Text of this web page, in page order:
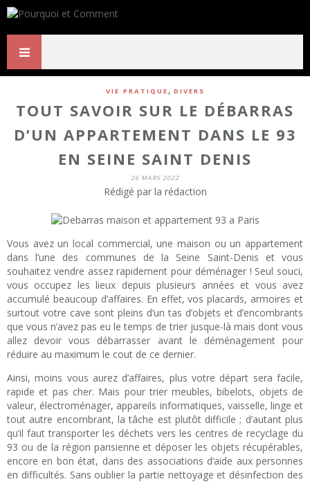
VIE PRATIQUE , DIVERS
TOUT SAVOIR SUR LE DÉBARRAS
D’UN APPARTEMENT DANS LE 93
EN SEINE SAINT DENIS
26 MARS 2022
Rédigé par la rédaction
Vous avez un local commercial, une maison ou un appartement
dans l’une des communes de la Seine Saint-Denis et vous
souhaitez vendre assez rapidement pour déménager ! Seul souci,
vous occupez les lieux depuis plusieurs années et vous avez
accumulé beaucoup d’affaires. En effet, vos placards, armoires et
surtout votre cave sont pleins d’un tas d’objets et d’encombrants
que vous n’avez pas eu le temps de trier jusque-là mais dont vous
allez devoir vous débarrasser avant le déménagement pour
réduire au maximum le cout de ce dernier.
Ainsi, moins vous aurez d’affaires, plus votre départ sera facile,
rapide et pas cher. Mais pour trier meubles, bibelots, objets de
valeur, électroménager, appareils informatiques, vaisselle, linge et
tout autre encombrant, la tâche est plutôt difficile ; d’autant plus
qu’il faut transporter les déchets vers les centres de recyclage du
93 ou de la région parisienne et déposer les objets récupérables,
encore en bon état, dans des associations d’aide aux personnes
en difficultés. Sans oublier la partie nettoyage et désinfection des